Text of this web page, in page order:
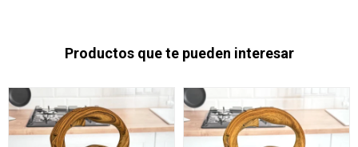
Productos que te pueden interesar